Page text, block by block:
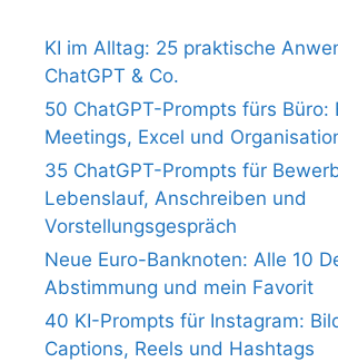
KI im Alltag: 25 praktische
ChatGPT & Co.
50 ChatGPT-Prompts fürs Büro:
Meetings, Excel und
35 ChatGPT-Prompts für
Lebenslauf, Anschreiben und
Vorstellungsgespräch
Neue Euro-Banknoten: Alle 10
Abstimmung und mein Favorit
40 KI-Prompts für Instagram:
Captions, Reels und Hashtags